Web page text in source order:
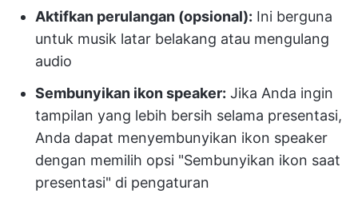
Aktifkan perulangan (opsional): Ini berguna
untuk musik latar belakang atau mengulang
audio
Sembunyikan ikon speaker: Jika Anda ingin
tampilan yang lebih bersih selama presentasi,
Anda dapat menyembunyikan ikon speaker
dengan memilih opsi "Sembunyikan ikon saat
presentasi" di pengaturan